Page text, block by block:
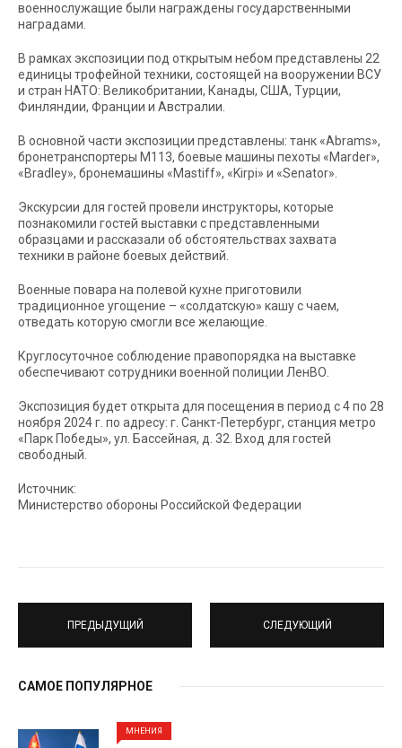
военнослужащие были награждены государственными
наградами.
В рамках экспозиции под открытым небом представлены 22
единицы трофейной техники, состоящей на вооружении ВСУ
и стран НАТО: Великобритании, Канады, США, Турции,
Финляндии, Франции и Австралии.
В основной части экспозиции представлены: танк «Abrams»,
бронетранспортеры М113, боевые машины пехоты «Marder»,
«Bradley», бронемашины «Mastiff», «Kirpi» и «Senator».
Экскурсии для гостей провели инструкторы, которые
познакомили гостей выставки с представленными
образцами и рассказали об обстоятельствах захвата
техники в районе боевых действий.
Военные повара на полевой кухне приготовили
традиционное угощение – «солдатскую» кашу с чаем,
отведать которую смогли все желающие.
Круглосуточное соблюдение правопорядка на выставке
обеспечивают сотрудники военной полиции ЛенВО.
Экспозиция будет открыта для посещения в период с 4 по 28
ноября 2024 г. по адресу: г. Санкт-Петербург, станция метро
«Парк Победы», ул. Бассейная, д. 32. Вход для гостей
свободный.
Источник:
Министерство обороны Российской Федерации
ПРЕДЫДУЩИЙ СЛЕДУЮЩИЙ
САМОЕ ПОПУЛЯРНОЕ
МНЕНИЯ